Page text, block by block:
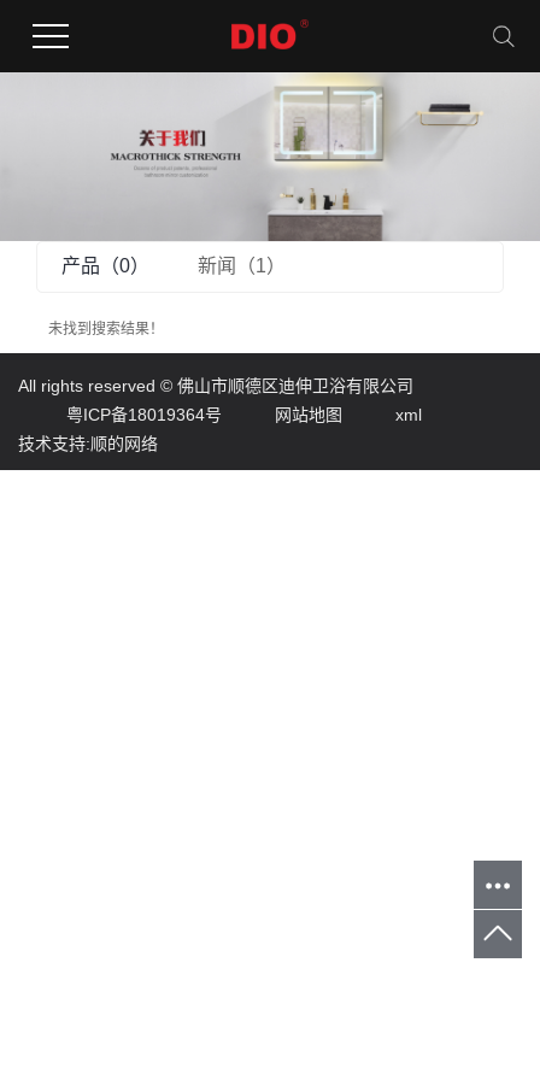
产品（0） 新闻（1）
未找到搜索结果！
All rights reserved © 佛山市顺德区迪伸卫浴有限公司
粤ICP备18019364号
网站地图
xml
技术支持:顺的网络